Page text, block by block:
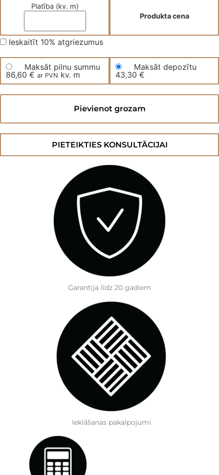
Platība (kv. m)
Produkta cena
Ieskaitīt 10% atgriezumus
Maksāt pilnu summu
86,60 € ar PVN kv. m
Maksāt depozītu
43,30 €
Trīsslāņu
skujiņas
Boudin
Pievienot grozam
PIETEIKTIES KONSULTĀCIJAI
Garantija līdz 20 gadiem
Ieklāšanas pakalpojumi